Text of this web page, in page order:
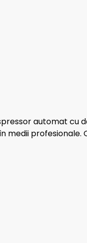
automat
profesionale.